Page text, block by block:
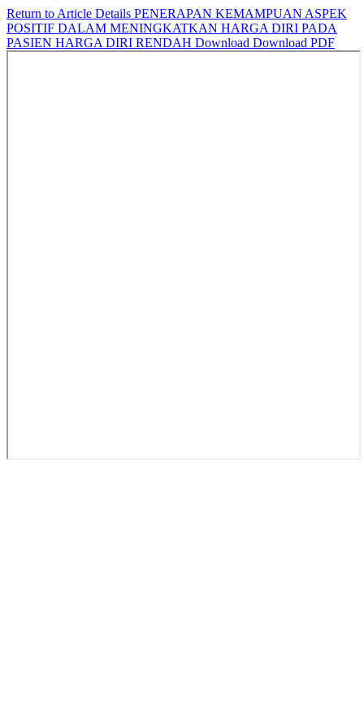
Return to Article Details PENERAPAN KEMAMPUAN ASPEK
POSITIF DALAM MENINGKATKAN HARGA DIRI PADA
PASIEN HARGA DIRI RENDAH Download Download PDF